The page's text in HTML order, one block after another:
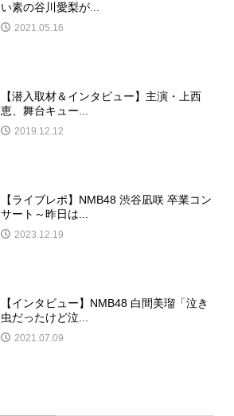
い素の谷川愛梨が...
2021.05.16
【潜入取材＆インタビュー】主演・上西
恵、舞台キュー...
2019.12.12
【ライブレポ】NMB48 渋谷凪咲 卒業コン
サート～昨日は...
2023.12.19
【インタビュー】NMB48 白間美瑠「泣き
虫だったけど泣...
2021.07.09